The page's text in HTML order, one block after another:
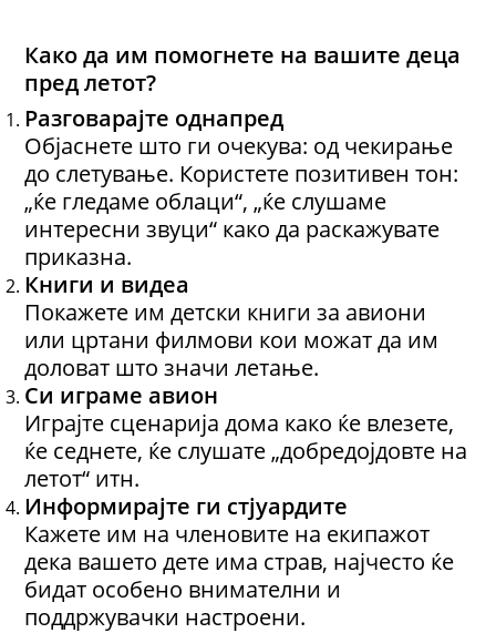
Како да им помогнете на вашите деца
пред летот?
Разговарајте однапред
Објаснете што ги очекува: од чекирање
до слетување. Користете позитивен тон:
„ќе гледаме облаци“, „ќе слушаме
интересни звуци“ како да раскажувате
приказна.
Книги и видеа
Покажете им детски книги за авиони
или цртани филмови кои можат да им
доловат што значи летање.
Си играмеавион
Играјте сценарија дома како ќе влезете,
ќе седнете, ќе слушате „добредојдовте на
летот“ итн.
Информирајте ги стјуардите
Кажете им на членовите на екипажот
дека вашето дете има страв, најчесто ќе
бидат особено внимателни и
поддржувачки настроени.